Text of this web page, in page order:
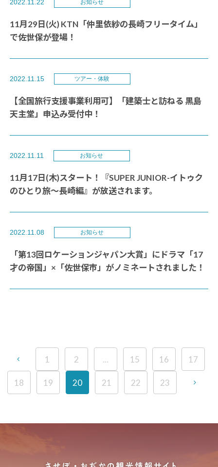
2022.11.22 お知らせ
11月29日(火) KTN「仲里依紗の長崎フリータイム」
で佐世保が登場！
2022.11.15 ツアー・体験
【全国旅行支援事業利用可】「建築士と訪ねる 黒島
天主堂」申込み受付中！
2022.11.11 お知らせ
11月17日(木)スタート！『SUPER JUNIOR-イトゥク
のひとり旅～長崎編』が放送されます。
2022.11.08 お知らせ
「第13回ロケーションジャパン大賞」にドラマ「17
才の帝国」×「佐世保市」がノミネートされました！
1 2 ... 15 16 17
18 19 20 21 22 23